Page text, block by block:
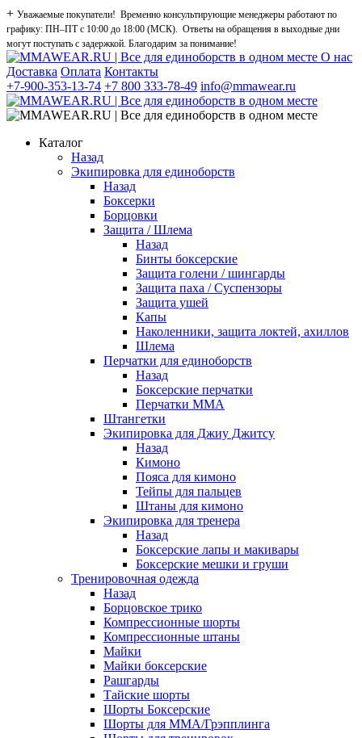
+ Уважаемые покупатели! Временно консультирующие менеджеры работают по
графику: ПН–ПТ с 10:00 до 18:00 (МСК). Ответы на обращения в выходные дни
могут поступать с задержкой. Благодарим за понимание!
О нас
Доставка Оплата Контакты
+7-900-353-13-74 +7 800 333-78-49 info@mmawear.ru
Каталог
Назад
Экипировка для единоборств
Назад
Боксерки
Борцовки
Защита / Шлема
Назад
Бинты боксерские
Защита голени / шингарды
Защита паха / Суспензоры
Защита ушей
Капы
Наколенники, защита локтей, ахиллов
Шлема
Перчатки для единоборств
Назад
Боксерские перчатки
Перчатки ММА
Штангетки
Экипировка для Джиу Джитсу
Назад
Кимоно
Пояса для кимоно
Тейпы для пальцев
Штаны для кимоно
Экипировка для тренера
Назад
Боксерские лапы и макивары
Боксерские мешки и груши
Тренировочная одежда
Назад
Борцовское трико
Компрессионные шорты
Компрессионные штаны
Майки
Майки боксерские
Рашгарды
Тайские шорты
Шорты Боксерские
Шорты для ММА/Грэпплинга